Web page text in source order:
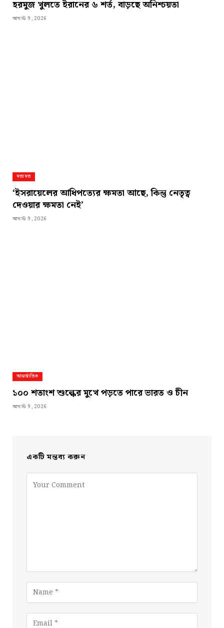
হরমুজ খুলতে ইরানের ৬ শর্ত, বাড়ছে অনিশ্চয়তা
আগস্ট 9, 2026
মতামত
‘ইসরায়েলের আধিপত্যের ক্ষমতা আছে, কিন্তু নেতৃত্ব
দেওয়ার ক্ষমতা নেই’
আগস্ট 9, 2026
আন্তর্জাতিক
১০০ শতাংশ শুল্কের মুখে পড়তে পারে ভারত ও চীন
আগস্ট 9, 2026
একটি মন্তব্য করুন